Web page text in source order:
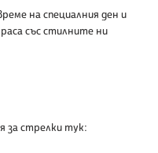
на специалния ден и
със стилните ни
за стрелки тук: